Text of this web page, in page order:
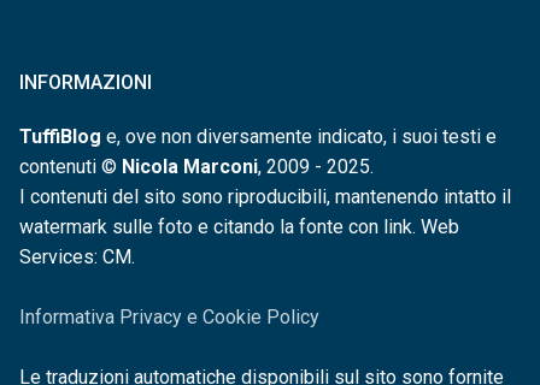
INFORMAZIONI
TuffiBlog e, ove non diversamente indicato, i suoi testi e
contenuti © Nicola Marconi, 2009 - 2025.
I contenuti del sito sono riproducibili, mantenendo intatto il
watermark sulle foto e citando la fonte con link. Web
Services: CM.
Informativa Privacy e Cookie Policy
Le traduzioni automatiche disponibili sul sito sono fornite